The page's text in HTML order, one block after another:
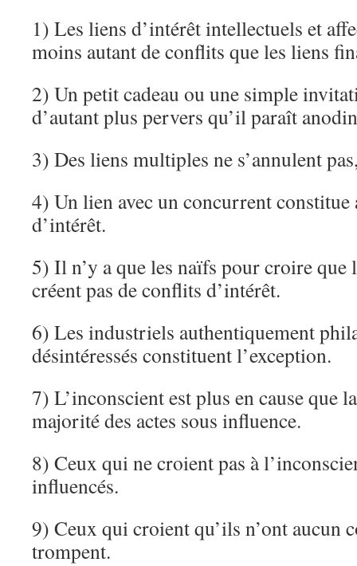
1) Les liens d’intérêt intellectuels et
moins autant de conflits que les liens
2) Un petit cadeau ou une simple
d’autant plus pervers qu’il paraît
3) Des liens multiples ne s’annulent
4) Un lien avec un concurrent
d’intérêt.
5) Il n’y a que les naïfs pour croire que
créent pas de conflits d’intérêt.
6) Les industriels authentiquement
désintéressés constituent l’exception.
7) L’inconscient est plus en cause que
majorité des actes sous influence.
8) Ceux qui ne croient pas à
influencés.
9) Ceux qui croient qu’ils n’ont aucun
trompent.